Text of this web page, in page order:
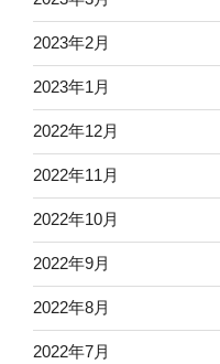
2023年2月
2023年1月
2022年12月
2022年11月
2022年10月
2022年9月
2022年8月
2022年7月